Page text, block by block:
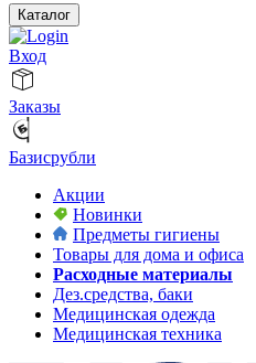
Каталог
Вход
Заказы
Базисрубли
Акции
Новинки
Предметы гигиены
Товары для дома и офиса
Расходные материалы
Дез.средства, баки
Медицинская одежда
Медицинская техника